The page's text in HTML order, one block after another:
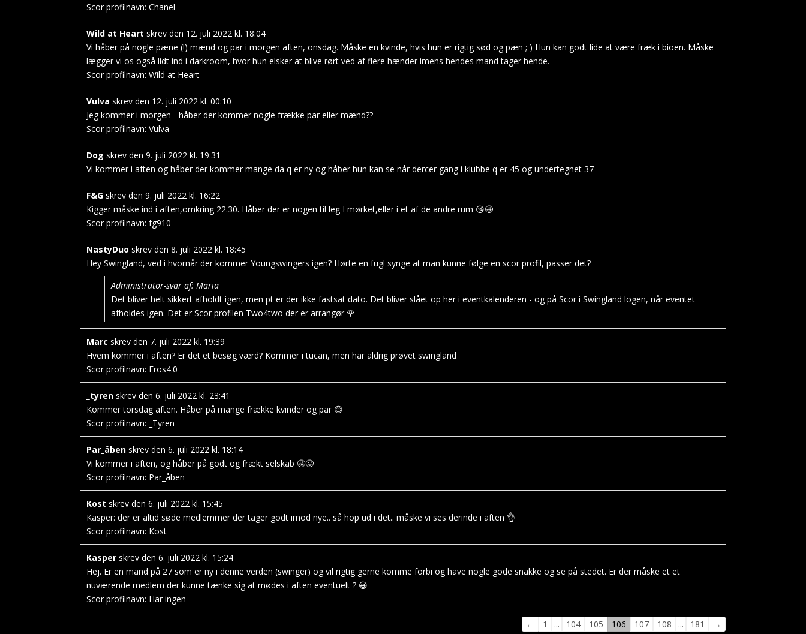
Scor profilnavn:Chanel
Wild at Heartskrev den 12. juli 2022 kl. 18:04
Vi håber på nogle pæne (!) mænd og par i morgen aften, onsdag. Måske en kvinde, hvis hun er rigtig sød og pæn ; ) Hun kan godt lide at være fræk i bioen. Måske
lægger vi os også lidt ind i darkroom, hvor hun elsker at blive rørt ved af flere hænder imens hendes mand tager hende.
Scor profilnavn:Wild at Heart
Vulvaskrev den 12. juli 2022 kl. 00:10
Jeg kommer i morgen - håber der kommer nogle frække par eller mænd??
Scor profilnavn:Vulva
Dogskrev den 9. juli 2022 kl. 19:31
Vi kommer i aften og håber der kommer mange da q er ny og håber hun kan se når dercer gang i klubbe q er 45 og undertegnet 37
F&Gskrev den 9. juli 2022 kl. 16:22
Kigger måske ind i aften,omkring 22.30. Håber der er nogen til leg I mørket,eller i et af de andre rum 😘🤩
Scor profilnavn:fg910
NastyDuoskrev den 8. juli 2022 kl. 18:45
Hey Swingland, ved i hvornår der kommer Youngswingers igen? Hørte en fugl synge at man kunne følge en scor profil, passer det?
Administrator-svar af: Maria
Det bliver helt sikkert afholdt igen, men pt er der ikke fastsat dato. Det bliver slået op her i eventkalenderen - og på Scor i Swingland logen, når eventet
afholdes igen. Det er Scor profilen Two4two der er arrangør 🌹
Marcskrev den 7. juli 2022 kl. 19:39
Hvem kommer i aften? Er det et besøg værd? Kommer i tucan, men har aldrig prøvet swingland
Scor profilnavn: Eros4.0
_tyrenskrev den 6. juli 2022 kl. 23:41
Kommer torsdag aften. Håber på mange frække kvinder og par 😄
Scor profilnavn:
_Tyren
Par_åbenskrev den 6. juli 2022 kl. 18:14
Vi kommer i aften, og håber på godt og frækt selskab 🤩😜
Scor profilnavn: Par_åben
Kostskrev den 6. juli 2022 kl. 15:45
Kasper: der er altid søde medlemmer der tager godt imod nye.. så hop ud i det.. måske vi ses derinde i aften 👌
Scor profilnavn: Kost
Kasperskrev den 6. juli 2022 kl. 15:24
Hej. Er en mand på 27 som er ny i denne verden (swinger) og vil rigtig gerne komme forbi og have nogle gode snakke og se på stedet. Er der måske et et
nuværende medlem der kunne tænke sig at mødes i aften eventuelt ? 😀
Scor profilnavn: Har ingen
Navigation
← 1 ... 104 105 106 107 108 ... 181 →